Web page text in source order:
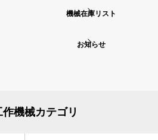
機械在庫リスト
お知らせ
作機械カテゴリ